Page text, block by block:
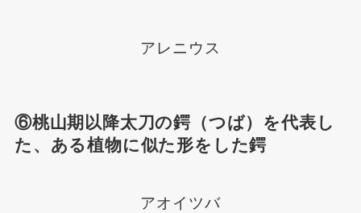
アレニウス
⑥桃山期以降太刀の鍔（つば）を代表し
た、ある植物に似た形をした鍔
アオイツバ